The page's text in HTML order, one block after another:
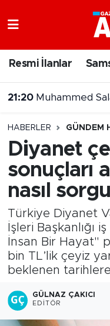
Resmi İlanlar
21:20 Muhammed
HABERLER GÜNDEM
Diyanet
sonuçları
nasıl
Türkiye Diyanet
İşleri Başkanlığı
İnsan Bir Hayat"
bin TL’lik çeyiz
beklenen
GÜLNAZ ÇAKICI
EDITÖR
Süper Lig
Tüm Manşetler
Son Dakika
Haber Arşivi